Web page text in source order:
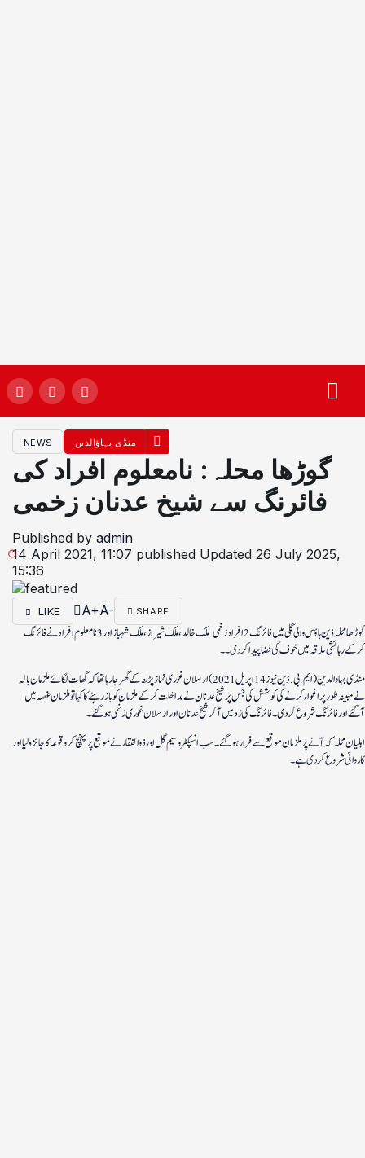
NEWS منڈی بہاؤالدین
گوڑھا محلہ: نامعلوم افراد کی
فائرنگ سے شیخ عدنان زخمی
Published by admin
14 April 2021, 11:07 published Updated 26 July 2025,
15:36
LIKE A+A- SHARE
گوڑھا محلہ ذین ہاؤس والی گلی میں فائرنگ 2 افراد زخمی. ملک خالد ، ملک شیراز ، ملک شہباز اور 3 نامعلوم افراد نے فائرنگ
کرکے رہائشی علاقہ میں خوف کی فضا پیدا کر دی۔۔
منڈی بہاوالدین ( ایم.بی.ڈین نیوز 14 اپریل 2021) ارسلان غوری نماز پڑھ کے گھر جا رہا تھا کہ گھات لگائے ملزمان بالہ
نے مبینہ طور پر اغواء کرنے کی کوشش کی جس پر شیخ عدنان نے مداخلت کر کے ملزمان کو باز رہنے کا کہا تو ملزمان غصہ میں
آگئے اور فائرنگ شروع کردی۔ فائرنگ کی زد میں آ کر شیخ عدنان اور ارسلان غوری زخمی ہو گئے۔
اہلیان محلہ کہ آنے پر ملزمان موقع سے فرار ہو گئے۔ سب انسپکٹر وسیم گل اور ذوالفقار نے موقع پر پہنچ کر وقوعہ کا جائزہ لیا اور
کاروائی شروع کردی ہے۔